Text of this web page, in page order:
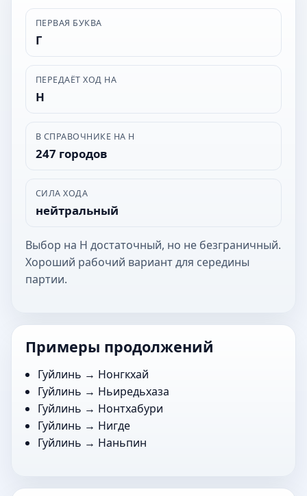
ПЕРВАЯ БУКВА
Г
ПЕРЕДАЁТ ХОД НА
Н
В СПРАВОЧНИКЕ НА Н
247 городов
СИЛА ХОДА
нейтральный
Выбор на Н достаточный, но не безграничный.
Хороший рабочий вариант для середины
партии.
Примеры продолжений
Гуйлинь → Нонгкхай
Гуйлинь → Ньиредьхаза
Гуйлинь → Нонтхабури
Гуйлинь → Нигде
Гуйлинь → Наньпин